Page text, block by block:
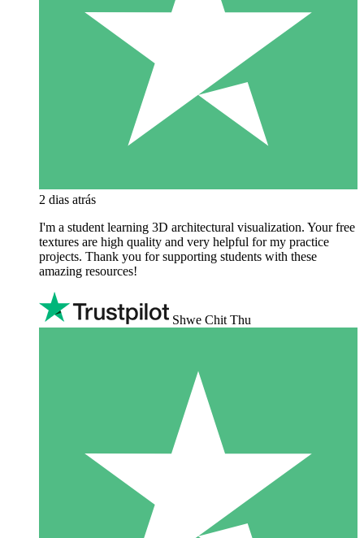
2 dias atrás
I'm a student learning 3D architectural visualization. Your free
textures are high quality and very helpful for my practice
projects. Thank you for supporting students with these
amazing resources!
Shwe Chit Thu